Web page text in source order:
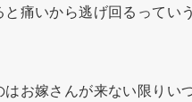
痛いから逃げ回るってい
お嫁さんが来ない限りい